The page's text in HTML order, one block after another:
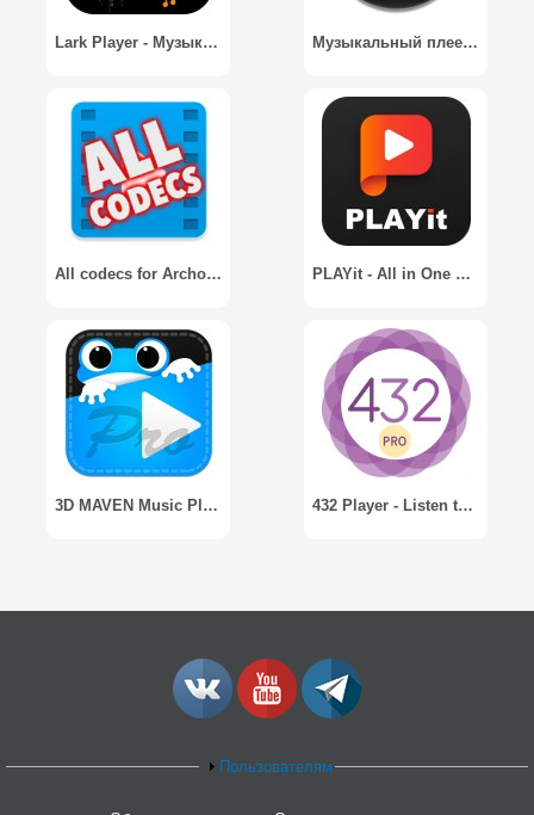
Lark Player - Музыкальный плеер Музыкальный плеер / Music Player - Audio Player & MP3 Player
All codecs for Archos Video PLAYit - All in One Video Player
3D MAVEN Music Player Pro 432 Player - Listen to Pure Music Like a Pro
Пользователям